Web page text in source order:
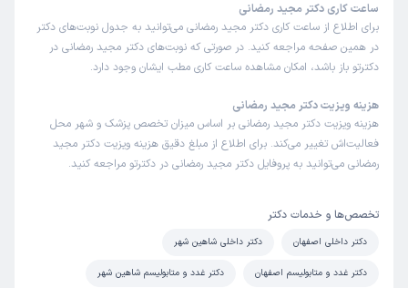
این پزشک را پیشنهاد میکنم
زمان انتظار:15-45 دقیقه
عالیه ، چندین ساله بیمارشون هستم و بسیار ازشون راضی ام
علت مراجعه: درمان اختلالات تیروئید (کم‌کاری، پرکاری، ندول‌ها)
این پزشک را پیشنهاد میکنم
ساعت کاری دکتر مجید رمضانی
برای اطلاع از ساعت کاری دکتر مجید رمضانی می‌توانید به جدول نوبت‌های دکتر
در همین صفحه مراجعه کنید. در صورتی که نوبت‌های دکتر مجید رمضانی در
دکترتو باز باشد، امکان مشاهده ساعت کاری مطب ایشان وجود دارد.
هزینه ویزیت دکتر مجید رمضانی
هزینه ویزیت دکتر مجید رمضانی بر اساس میزان تخصص پزشک و شهر محل
فعالیت‌اش تغییر می‌کند. برای اطلاع از مبلغ دقیق هزینه ویزیت دکتر مجید
رمضانی می‌توانید به پروفایل دکتر مجید رمضانی در دکترتو مراجعه کنید.
تخصص‌ها و خدمات دکتر
دکتر داخلی اصفهان دکتر داخلی شاهین شهر
دکتر غدد و متابولیسم اصفهان دکتر غدد و متابولیسم شاهین شهر